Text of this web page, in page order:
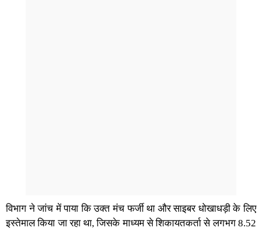
विभाग ने जांच में पाया कि उक्त मंच फर्जी था और साइबर धोखाधड़ी के लिए
इस्तेमाल किया जा रहा था, जिसके माध्यम से शिकायतकर्ता से लगभग 8.52